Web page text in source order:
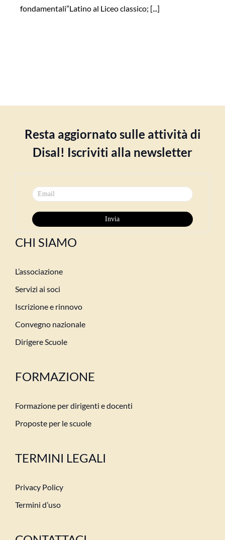
fondamentali”Latino al Liceo classico; [...]
Resta aggiornato sulle attività di
Disal! Iscriviti alla newsletter
CHI SIAMO
L’associazione
Servizi ai soci
Iscrizione e rinnovo
Convegno nazionale
Dirigere Scuole
FORMAZIONE
Formazione per dirigenti e docenti
Proposte per le scuole
TERMINI LEGALI
Privacy Policy
Termini d’uso